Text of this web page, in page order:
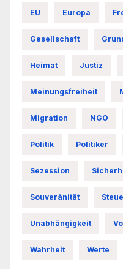
EU Europa
Gesellschaft
Heimat Justiz
Meinungsfreiheit
Migration NGO
Politik Politiker
Sezession
Souveränität
Unabhängigkeit
Wahrheit Werte